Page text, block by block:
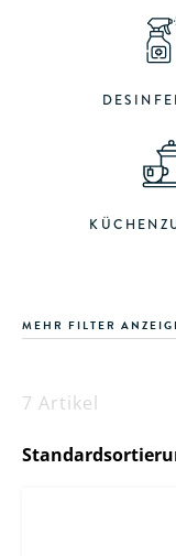
MEHR FILTER
7 Artikel